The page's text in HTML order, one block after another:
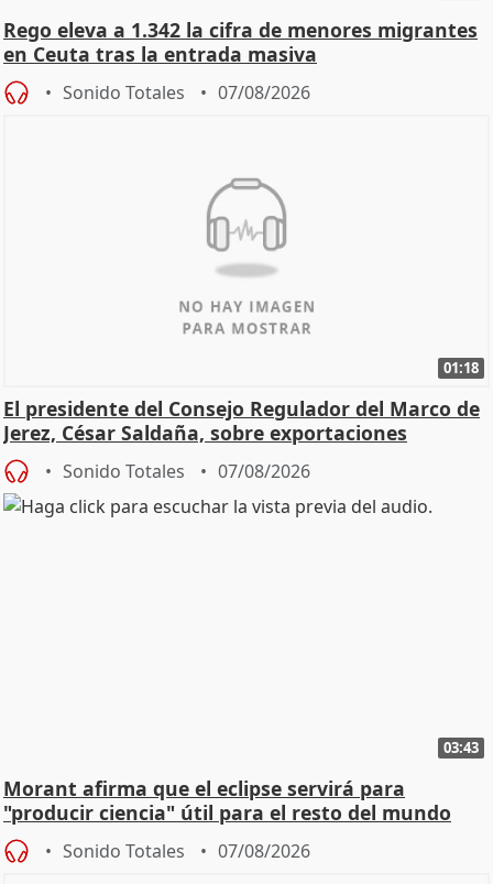
Rego eleva a 1.342 la cifra de menores migrantes
en Ceuta tras la entrada masiva
Sonido Totales 07/08/2026
01:18
El presidente del Consejo Regulador del Marco de
Jerez, César Saldaña, sobre exportaciones
Sonido Totales 07/08/2026
03:43
Morant afirma que el eclipse servirá para
"producir ciencia" útil para el resto del mundo
Sonido Totales 07/08/2026